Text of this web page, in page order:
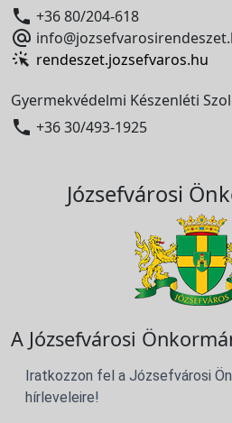
 +36 80/204-618

rendeszet.jozsefvaros.hu
Gyermekvédelmi Készenléti
 +36 30/493-1925
Józsefvárosi
A Józsefvárosi
Iratkozzon fel a Józsefvárosi
hírleveleire!